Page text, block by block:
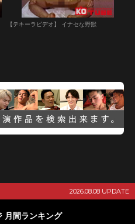
【テキーラビデオ】 イナセな野獣
2026.08.08 UPDATE